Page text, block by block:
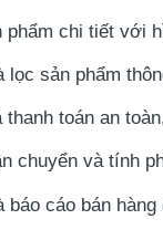
phẩm chi tiết với
lọc sản phẩm
thanh toán an
chuyển và tính
báo cáo bán hàng